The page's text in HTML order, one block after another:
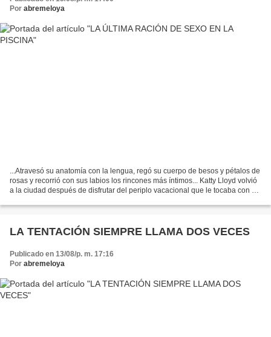
Por abremeloya
...Atravesó su anatomía con la lengua, regó su cuerpo de besos y pétalos de
rosas y recorrió con sus labios los rincones más íntimos... Katty Lloyd volvió
a la ciudad después de disfrutar del periplo vacacional que le tocaba con su
LA TENTACIÓN SIEMPRE LLAMA DOS VECES
Publicado en 13/08/p. m. 17:16
Por abremeloya